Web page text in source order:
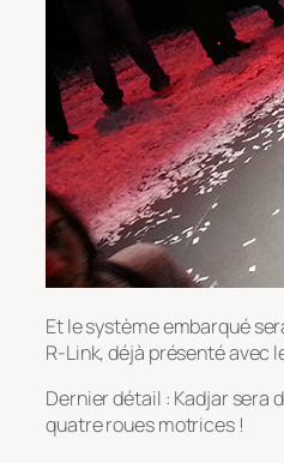
Et le système embarqué
R-Link, déjà présenté avec
Dernier détail : Kadjar sera
quatre roues motrices !